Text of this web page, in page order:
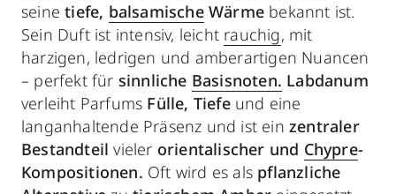
seinetiefe, balsamischeWärme bekannt ist.
Sein Duft ist intensiv, leicht rauchig, mit
harzigen, ledrigen und amberartigen Nuancen
– perfekt für sinnliche Basisnoten. Labdanum
verleiht Parfums Fülle, Tiefeund eine
langanhaltende Präsenz und ist einzentraler
Bestandteil vieler orientalischer und Chypre-
Kompositionen. Oft wird es als pflanzliche